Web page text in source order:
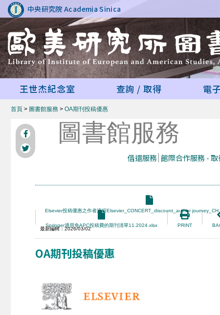
中央研究院 Academia Sinica
王世杰紀念室 查詢 / 取得 電
首頁 > 圖書館服務 > OA期刊投稿優惠
圖書館服務
借還服務 館際合作服務 -
Elsevier投稿優惠之作者流程Elsevier_CONCERT_discount_author
Springer適用免APC投稿費的期刊清單11.2024.xlsx PRINT
最新編輯：2026/03/02
OA期刊投稿優惠